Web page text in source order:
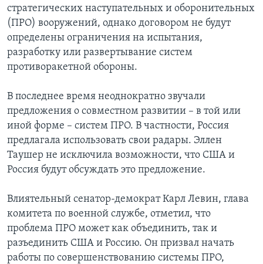
стратегических наступательных и оборонительных
(ПРО) вооружений, однако договором не будут
определены ограничения на испытания,
разработку или развертывание систем
противоракетной обороны.
В последнее время неоднократно звучали
предложения о совместном развитии – в той или
иной форме – систем ПРО. В частности, Россия
предлагала использовать свои радары. Эллен
Таушер не исключила возможности, что США и
Россия будут обсуждать это предложение.
Влиятельный сенатор-демократ Карл Левин, глава
комитета по военной службе, отметил, что
проблема ПРО может как объединить, так и
разъединить США и Россию. Он призвал начать
работы по совершенствованию системы ПРО,